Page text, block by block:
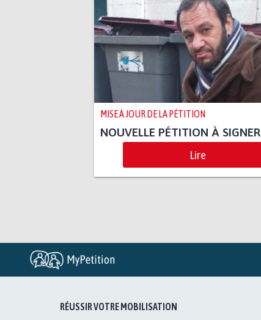
MISE À JOUR DE LA PÉTITION
NOUVELLE PÉTITION À SIGNER
Lire
RÉUSSIR VOTRE MOBILISATION